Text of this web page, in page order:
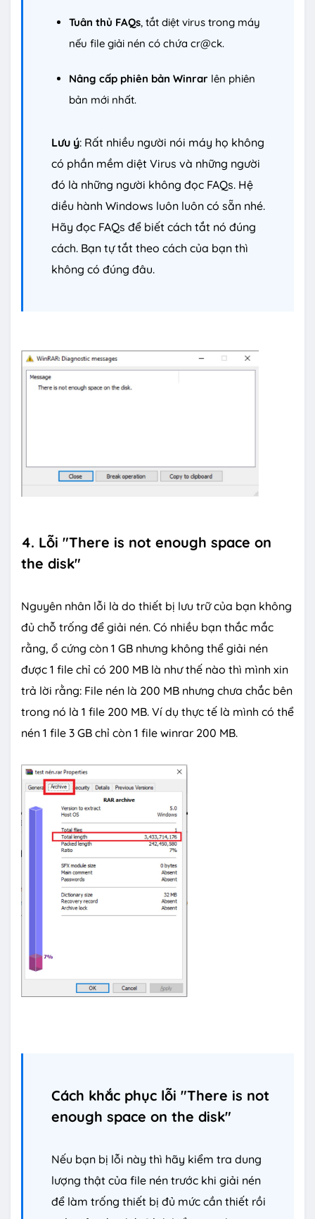
Tuân thủ FAQs, tắt diệt virus trong máy
nếu file giải nén có chứa cr@ck.
Nâng cấp phiên bản Winrar lên phiên
bản mới nhất.
Lưu ý: Rất nhiều người nói máy họ không
có phần mềm diệt Virus và những người
đó là những người không đọc FAQs. Hệ
diều hành Windows luôn luôn có sẵn nhé.
Hãy đọc FAQs để biết cách tắt nó đúng
cách. Bạn tự tắt theo cách của bạn thì
không có đúng đâu.
4. Lỗi "There is not enough space on
the disk"
Nguyên nhân lỗi là do thiết bị lưu trữ của bạn không
đủ chỗ trống để giải nén. Có nhiều bạn thắc mắc
rằng, ổ cứng còn 1 GB nhưng không thể giải nén
được 1 file chỉ có 200 MB là như thế nào thì mình xin
trả lời rằng: File nén là 200 MB nhưng chưa chắc bên
trong nó là 1 file 200 MB. Ví dụ thực tế là mình có thể
nén 1 file 3 GB chỉ còn 1 file winrar 200 MB.
Cách khắc phục lỗi "There is not
enough space on the disk"
Nếu bạn bị lỗi này thì hãy kiểm tra dung
lượng thật của file nén trước khi giải nén
để làm trống thiết bị đủ mức cần thiết rồi